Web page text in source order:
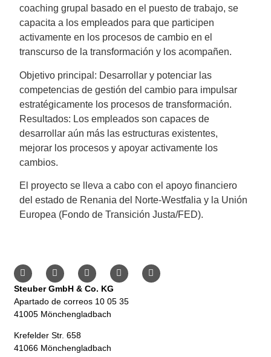
coaching grupal basado en el puesto de trabajo, se
capacita a los empleados para que participen
activamente en los procesos de cambio en el
transcurso de la transformación y los acompañen.
Objetivo principal: Desarrollar y potenciar las
competencias de gestión del cambio para impulsar
estratégicamente los procesos de transformación.
Resultados: Los empleados son capaces de
desarrollar aún más las estructuras existentes,
mejorar los procesos y apoyar activamente los
cambios.
El proyecto se lleva a cabo con el apoyo financiero
del estado de Renania del Norte-Westfalia y la Unión
Europea (Fondo de Transición Justa/FED).
Steuber GmbH & Co. KG
Apartado de correos 10 05 35
41005 Mönchengladbach
Krefelder Str. 658
41066 Mönchengladbach